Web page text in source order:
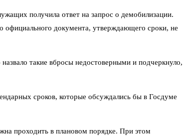
получила ответ на запрос о демобилизации.
официального документа, утверждающего сроки, не
такие вбросы недостоверными и подчеркнуло,
сроков, которые обсуждались бы в Госдуме
проходить в плановом порядке. При этом